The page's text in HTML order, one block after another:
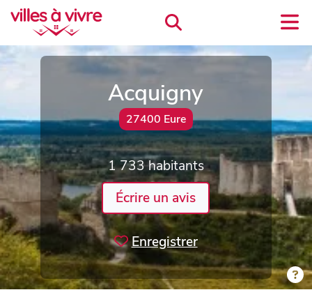
Acquigny
27400 Eure
1 733 habitants
Écrire un avis
Enregistrer